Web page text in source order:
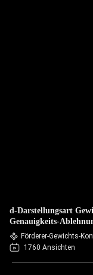
d-Darstellungsart
Genauigkeits-
Förderer-Gewichts-
1760 Ansichten